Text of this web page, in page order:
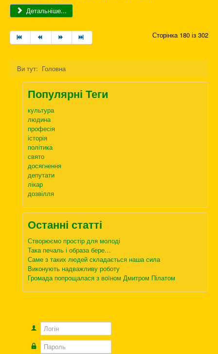
Детальніше...
Сторінка 180 із 302
Ви тут: Головна
Популярні Теги
культура
людина
професія
історія
політика
свято
досягнення
депутати
лікар
дозвілля
Останні статті
Створюємо простір для молоді
Така печаль і образа бере…
Саме з таких людей складається наша сила
Виконують надважливу роботу
Громада попрощалася з воїном Дмитром Пілатом
Логін
Пароль